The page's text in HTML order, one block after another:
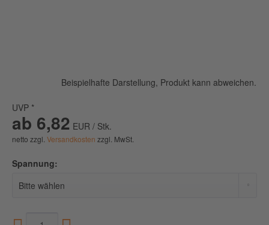
Beispielhafte Darstellung, Produkt kann abweichen.
UVP *
ab 6,82 EUR / Stk.
netto zzgl. Versandkosten zzgl. MwSt.
Spannung: